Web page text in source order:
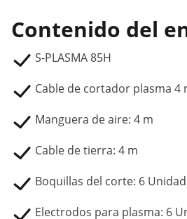
Contenido del
S-PLASMA 85H
Cable de cortador plasma 4
Manguera de aire: 4 m
Cable de tierra: 4 m
Boquillas del corte: 6
Electrodos para plasma: 6